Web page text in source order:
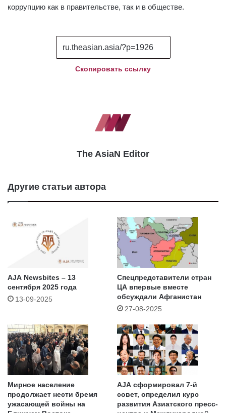
коррупцию как в правительстве, так и в обществе.
Скопировать ссылку
The AsiaN Editor
Другие статьи автора
AJA Newsbites – 13
сентября 2025 года
13-09-2025
Спецпредставители стран
ЦА впервые вместе
обсуждали Афганистан
27-08-2025
Мирное население
продолжает нести бремя
ужасающей войны на
AJA сформировал 7-й
совет, определил курс
развития Азиатского пресс-